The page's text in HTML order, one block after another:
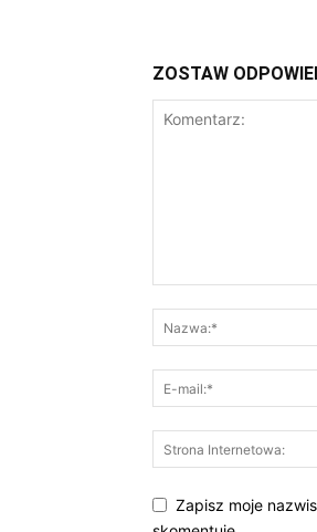
ZOSTAW
Zapisz moje